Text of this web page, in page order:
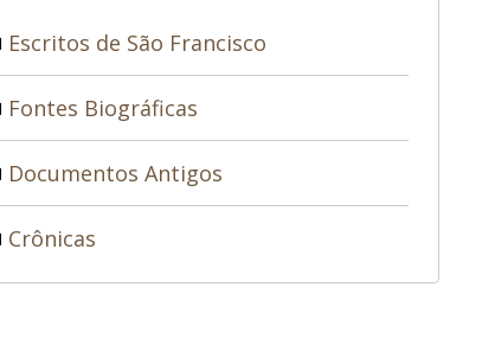
Escritos de São Francisco
Fontes Biográficas
Documentos Antigos
Crônicas